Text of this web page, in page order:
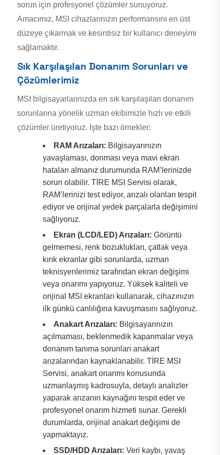
sorun için profesyonel çözümler sunuyoruz.
Amacımız, MSI cihazlarınızın performansını en üst
düzeye çıkarmak ve kesintisiz bir kullanıcı deneyimi
sağlamaktır.
Sık Karşılaşılan Donanım Sorunları ve
Çözümlerimiz
MSI bilgisayarlarınızda en sık karşılaşılan donanım
sorunlarına yönelik uzman ekibimizle hızlı ve etkili
çözümler üretiyoruz. İşte bazı örnekler:
RAM Arızaları: Bilgisayarınızın
yavaşlaması, donması veya mavi ekran
hataları almanız durumunda RAM’lerinizde
sorun olabilir. TİRE MSI Servisi olarak,
RAM’lerinizi test ediyor, arızalı olanları tespit
ediyor ve orijinal yedek parçalarla değişimini
sağlıyoruz.
Ekran (LCD/LED) Arızaları: Görüntü
gelmemesi, renk bozuklukları, çatlak veya
kırık ekranlar gibi sorunlarda, uzman
teknisyenlerimiz tarafından ekran değişimi
veya onarımı yapıyoruz. Yüksek kaliteli ve
orijinal MSI ekranları kullanarak, cihazınızın
ilk günkü canlılığına kavuşmasını sağlıyoruz.
Anakart Arızaları: Bilgisayarınızın
açılmaması, beklenmedik kapanmalar veya
donanım tanıma sorunları anakart
arızalarından kaynaklanabilir. TİRE MSI
Servisi, anakart onarımı konusunda
uzmanlaşmış kadrosuyla, detaylı analizler
yaparak arızanın kaynağını tespit eder ve
profesyonel onarım hizmeti sunar. Gerekli
durumlarda, orijinal anakart değişimi de
yapmaktayız.
SSD/HDD Arızaları: Veri kaybı, yavaş